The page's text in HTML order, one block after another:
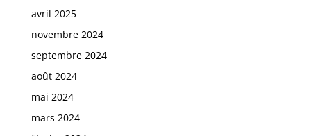
avril 2025
novembre 2024
septembre 2024
août 2024
mai 2024
mars 2024